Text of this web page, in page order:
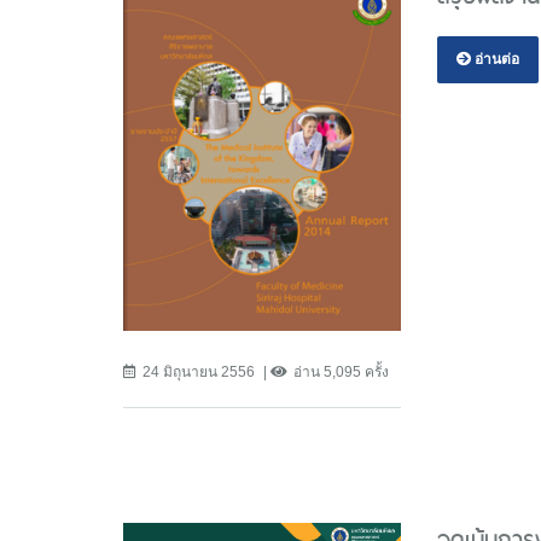
24 มิถุนายน 2556 อ่าน 5,095 ครั้ง
อ่านต่อ